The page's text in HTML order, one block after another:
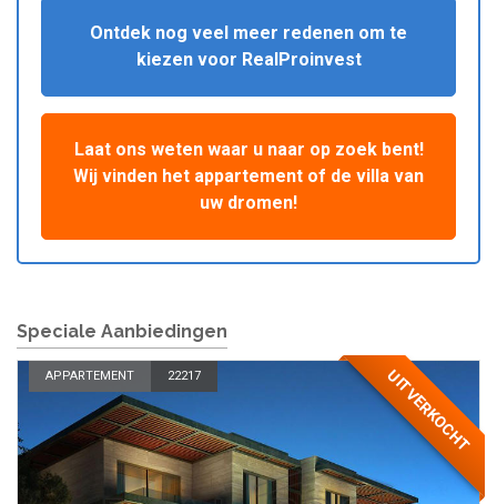
Ontdek nog veel meer redenen om te
kiezen voor RealProinvest
Laat ons weten waar u naar op zoek bent!
Wij vinden het appartement of de villa van
uw dromen!
Speciale Aanbiedingen
APPARTEMENT 22217 UITVERKOCHT